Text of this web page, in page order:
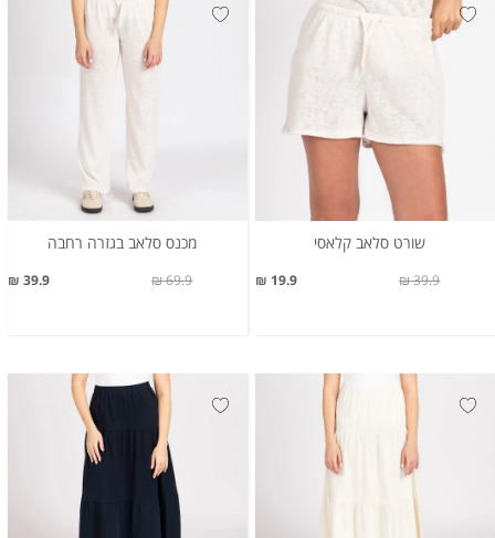
שורט סלאב קלאסי
19.9 ₪ 39.9 ₪
מכנס סלאב בגזרה רחבה
39.9 ₪ 69.9 ₪